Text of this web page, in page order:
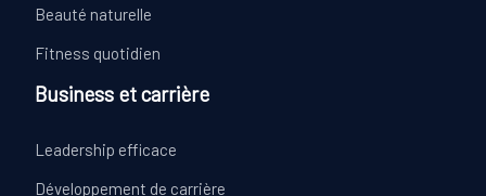
Beauté naturelle
Fitness quotidien
Business et carrière
Leadership efficace
Développement de carrière